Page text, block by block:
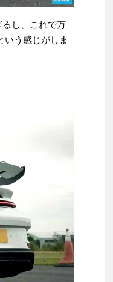
し、これで万
う感じがしま